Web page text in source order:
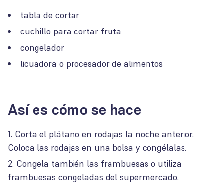
tabla de cortar
cuchillo para cortar fruta
congelador
licuadora o procesador de alimentos
Así es cómo se hace
Corta el plátano en rodajas la noche anterior.
Coloca las rodajas en una bolsa y congélalas.
Congela también las frambuesas o utiliza
frambuesas congeladas del supermercado.